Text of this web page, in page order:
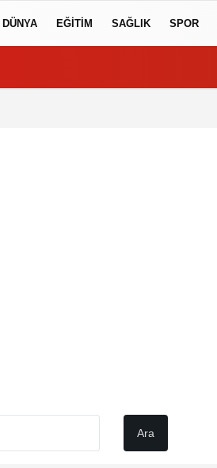
DÜNYA EĞİTİM SAĞLIK SPOR